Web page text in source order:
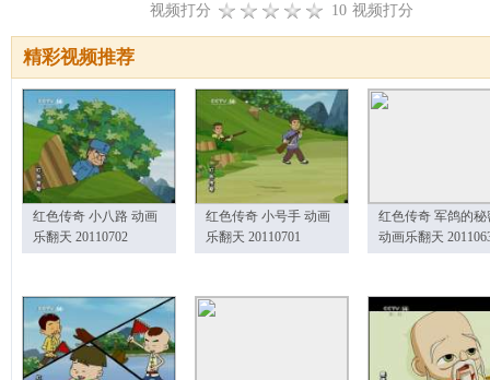
视频打分 10 视频打分
精彩视频推荐
红色传奇 小八路 动画
乐翻天 20110702
红色传奇 小号手 动画
乐翻天 20110701
红色传奇 军鸽的秘
动画乐翻天